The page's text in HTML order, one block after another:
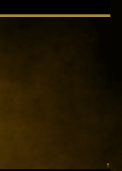
↑